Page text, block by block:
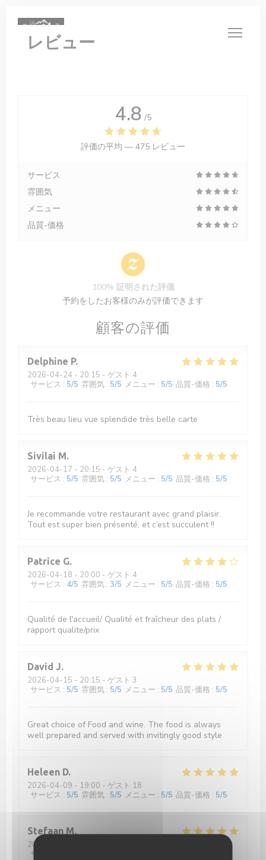
レビュー
顧客の評価
Delphine P
2026-04-24 - 20:15 - ゲスト 4
サービス : 5/5 雰囲気 : 5/5 メニュー : 5/5 品質-価格 : 5/5
Très beau lieu vue splendide très belle carte
Sivilai M
2026-04-17 - 20:15 - ゲスト 4
サービス : 5/5 雰囲気 : 5/5 メニュー : 5/5 品質-価格 : 5/5
Je recommande votre restaurant avec grand plaisir.
Tout est super bien présenté, et c’est succulent !!
Patrice G
2026-04-18 - 20:00 - ゲスト 4
サービス : 4/5 雰囲気 : 3/5 メニュー : 5/5 品質-価格 : 5/5
Qualité de l'accueil/ Qualité et fraîcheur des plats /
rapport qualite/prix
David J
2026-04-15 - 20:15 - ゲスト 3
サービス : 5/5 雰囲気 : 5/5 メニュー : 5/5 品質-価格 : 5/5
Great choice of Food and wine. The food is always
well prepared and served with invitingly good style
Heleen D
2026-04-09 - 19:00 - ゲスト 18
サービス : 5/5 雰囲気 : 5/5 メニュー : 5/5 品質-価格 : 5/5
Stefaan M
2026-04-10
サービス
4.8 /5
評価の平均 — 475 レビュー
サービス
雰囲気
メニュー
品質-価格
100% 証明された評価
予約をしたお客様のみが評価できます